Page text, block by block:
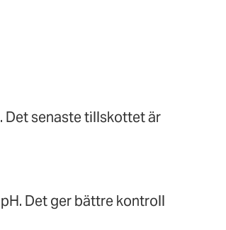
Det senaste tillskottet är
Det ger bättre kontroll